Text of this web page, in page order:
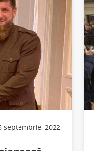
septembrie, 2022